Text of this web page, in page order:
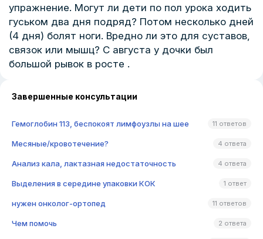
упражнение. Могут ли дети по пол урока ходить
гуськом два дня подряд? Потом несколько дней
(4 дня) болят ноги. Вредно ли это для суставов,
связок или мышц? С августа у дочки был
большой рывок в росте .
Завершенные консультации
Гемоглобин 113, беспокоят лимфоузлы на шее 11 ответов
Месяные/кровотечение? 4 ответа
Анализ кала, лактазная недостаточность 4 ответа
Выделения в середине упаковки КОК 1 ответ
нужен онколог-ортопед 11 ответов
Чем помочь 2 ответа